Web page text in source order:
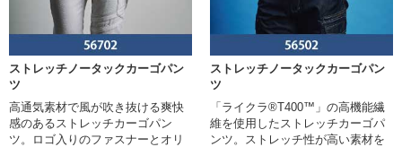
ストレッチノータックカーゴパン
ツ
高通気素材で風が吹き抜ける爽快
感のあるストレッチカーゴパン
ツ。ロゴ入りのファスナーとオリ
ストレッチノータックカーゴパン
ツ
「ライクラ®T400™」の高機能繊
維を使用したストレッチカーゴパ
ンツ。ストレッチ性が高い素材を